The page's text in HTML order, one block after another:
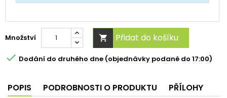
Množství  Přidat do košíku
 Dodání do druhého dne (objednávky podané do 17:00)
POPIS PODROBNOSTI O PRODUKTU PŘÍLOHY